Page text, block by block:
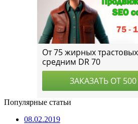
Популярные статьи
08.02.2019